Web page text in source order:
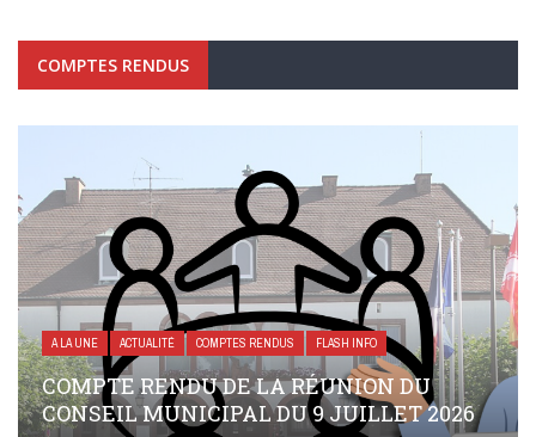
COMPTES RENDUS
A LA UNE ACTUALITÉ COMPTES RENDUS FLASH INFO
COMPTE RENDU DE LA RÉUNION DU
CONSEIL MUNICIPAL DU 9 JUILLET 2026